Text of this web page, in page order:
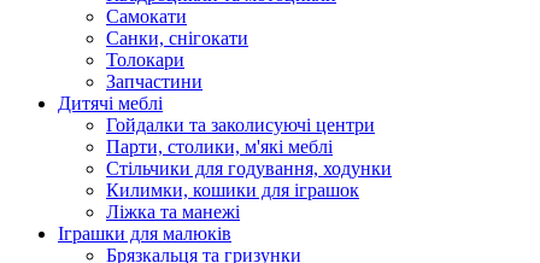
Самокати
Санки, снігокати
Толокари
Запчастини
Дитячі меблі
Гойдалки та заколисуючі центри
Парти, столики, м'які меблі
Стільчики для годування, ходунки
Килимки, кошики для іграшок
Ліжка та манежі
Іграшки для малюків
Брязкальця та гризунки